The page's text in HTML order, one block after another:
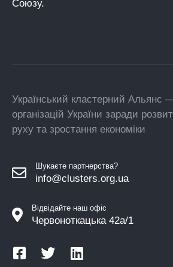
Союзу.
Український кластерний Альянс
організацій України заради
руху та зростання економіки
Шукаєте партнерства?
info@clusters.org.ua
Відвідайте наш офіс
Червоноткацька 42а/1